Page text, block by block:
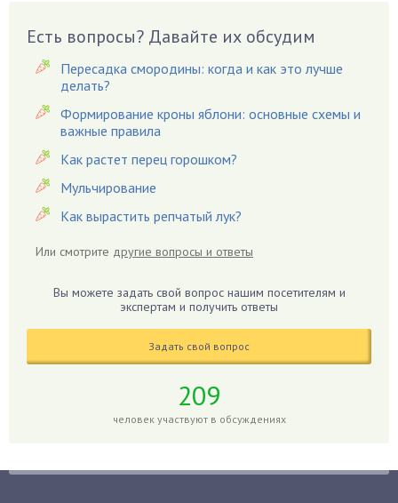
Вишня
Вредители
Гардения
Гацания
Гвоздики
Георгины
Герань
Гиацинт
Гиппеаструм
Годжи
Голубика
Есть вопросы? Давайте их обсудим
Пересадка смородины: когда и как это лучше
делать?
Формирование кроны яблони: основные схемы и
важные правила
Как растет перец горошком?
Мульчирование
Как вырастить репчатый лук?
Или смотрите другие вопросы и ответы
Вы можете задать свой вопрос нашим посетителям и
экспертам и получить ответы
Задать свой вопрос
209
человек участвуют в обсуждениях